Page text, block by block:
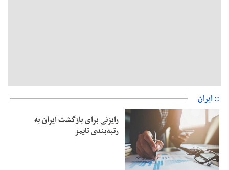
:: ایران
رایزنی برای بازگشت ایران به
رتبه‌بندی تایمز